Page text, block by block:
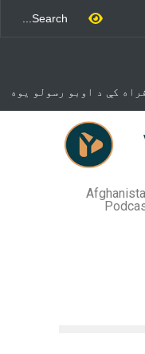
فراه کې د اوبو رسولو یوه
خوست کې د غلام خان لار
خلاصه شوه